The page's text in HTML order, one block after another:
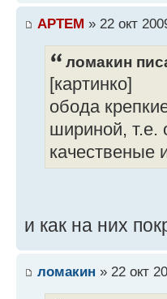
APTEM » 22 окт
ломакин
[картинко]
обода
шириной, т.е.
качественые
и как на них
ломакин » 22 окт